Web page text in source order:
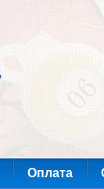
Оплата